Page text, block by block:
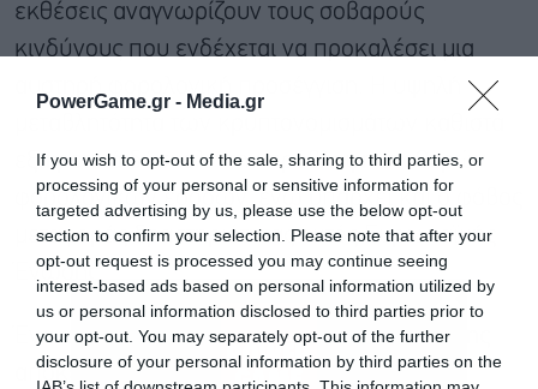
PowerGame.gr - Media.gr
If you wish to opt-out of the sale, sharing to third parties, or
processing of your personal or sensitive information for
targeted advertising by us, please use the below opt-out
section to confirm your selection. Please note that after your
opt-out request is processed you may continue seeing
interest-based ads based on personal information utilized by
us or personal information disclosed to third parties prior to
your opt-out. You may separately opt-out of the further
disclosure of your personal information by third parties on the
εκθέσεις αναγνωρίζουν τους σοβαρούς
κινδύνους που ενδέχεται να προκαλέσει μια
εξαιρετικά δύσκολη την πρόβλεψη σταθερών
φορολογικών εσόδων, ενώ υπάρχει και ο φόβος
μεταφοράς δραστηριότητας εκτός Ευρωπαϊκής
Ένωσης.
Ένα ακόμη κρίσιμο ζήτημα αφορά τη φύση της
αποκεντρωμένης χρηματοδότησης. Πολλές